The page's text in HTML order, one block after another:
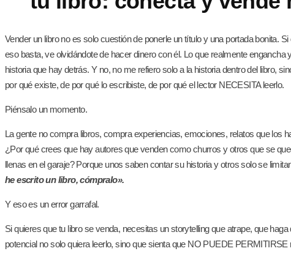
Vender un libro no es solo cuestión de ponerle un título y una portada bonita.
eso basta, ve olvidándote de hacer dinero con él. Lo que realmente engancha
historia que hay detrás. Y no, no me refiero solo a la historia dentro del libro,
por qué existe, de por qué lo escribiste, de por qué el lector NECESITA leerlo.
Piénsalo un momento.
La gente no compra libros, compra experiencias, emociones, relatos que los
¿Por qué crees que hay autores que venden como churros y otros que se
llenas en el garaje? Porque unos saben contar su historia y otros solo se
he escrito un libro, cómpralo».
Y eso es un error garrafal.
Si quieres que tu libro se venda, necesitas un storytelling que atrape, que haga
potencial no solo quiera leerlo, sino que sienta que NO PUEDE PERMITIRSE